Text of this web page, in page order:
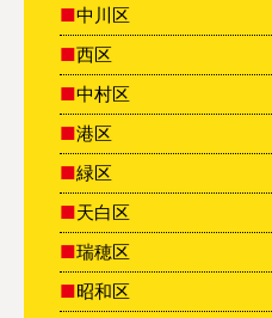
中川区
西区
中村区
港区
緑区
天白区
瑞穂区
昭和区